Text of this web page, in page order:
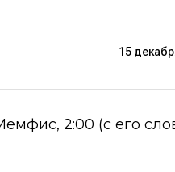
15
2:00 (с его